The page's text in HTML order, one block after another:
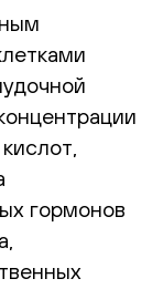
гормонов